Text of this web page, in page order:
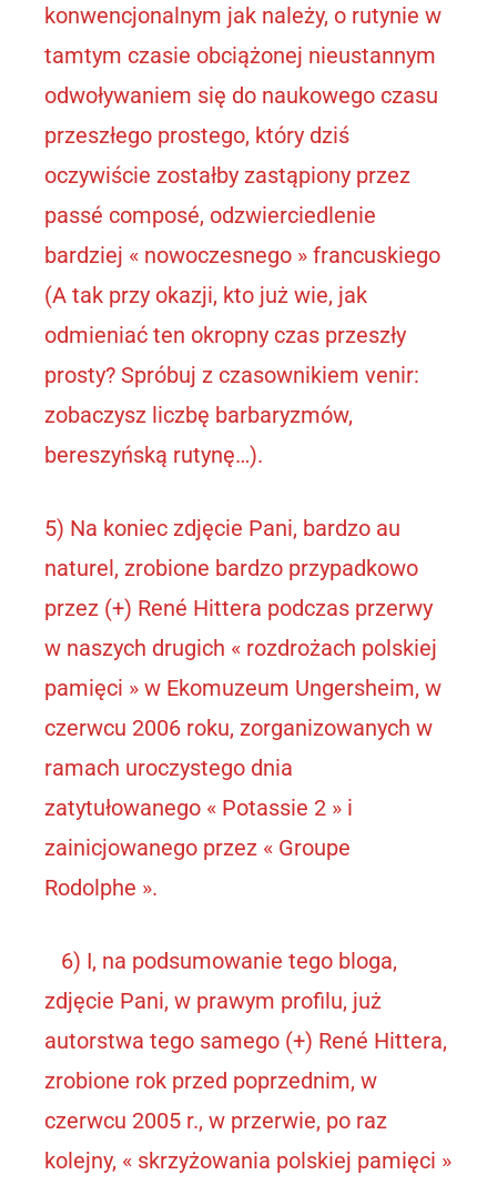
konwencjonalnym jak należy, o rutynie w
tamtym czasie obciążonej nieustannym
odwoływaniem się do naukowego czasu
przeszłego prostego, który dziś
oczywiście zostałby zastąpiony przez
passé composé, odzwierciedlenie
bardziej « nowoczesnego » francuskiego
(A tak przy okazji, kto już wie, jak
odmieniać ten okropny czas przeszły
prosty? Spróbuj z czasownikiem venir:
zobaczysz liczbę barbaryzmów,
bereszyńską rutynę…).
5) Na koniec zdjęcie Pani, bardzo au
naturel, zrobione bardzo przypadkowo
przez (+) René Hittera podczas przerwy
w naszych drugich « rozdrożach polskiej
pamięci » w Ekomuzeum Ungersheim, w
czerwcu 2006 roku, zorganizowanych w
ramach uroczystego dnia
zatytułowanego « Potassie 2 » i
zainicjowanego przez « Groupe
Rodolphe ».
6) I, na podsumowanie tego bloga,
zdjęcie Pani, w prawym profilu, już
autorstwa tego samego (+) René Hittera,
zrobione rok przed poprzednim, w
czerwcu 2005 r., w przerwie, po raz
kolejny, « skrzyżowania polskiej pamięci »